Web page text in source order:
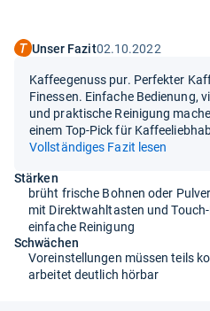
Unser Fazit02.10.2022
Kaffeegenuss pur. Perfekter
Finessen. Einfache Bedienung,
und praktische Reinigung
einem Top-Pick für
Vollständiges Fazit lesen
Stärken
brüht frische Bohnen oder Pulver
mit Direktwahltasten und Touch-
einfache Reinigung
Schwächen
Voreinstellungen müssen teils
arbeitet deutlich hörbar